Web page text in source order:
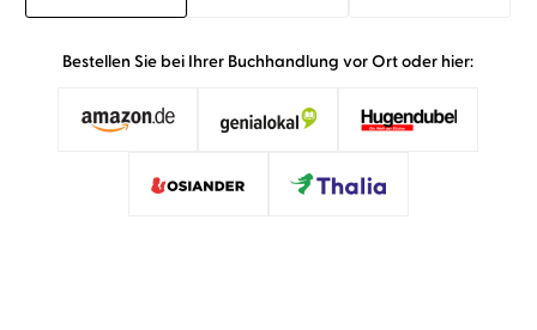
Bestellen Sie bei Ihrer Buchhandlung vor Ort oder hier: